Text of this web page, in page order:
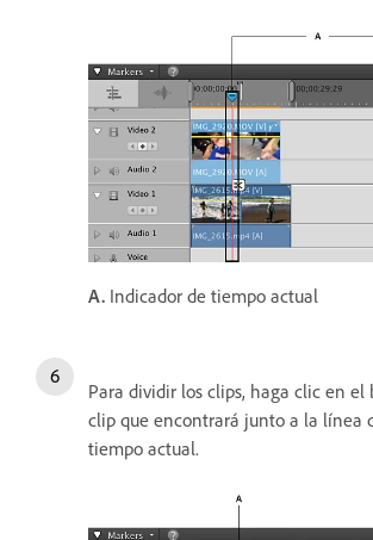
A. Indicador de tiempo actual
Para dividir los clips, haga clic en
clip que encontrará junto a la línea
tiempo actual.